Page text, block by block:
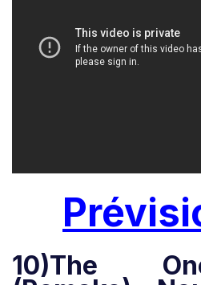
10)The